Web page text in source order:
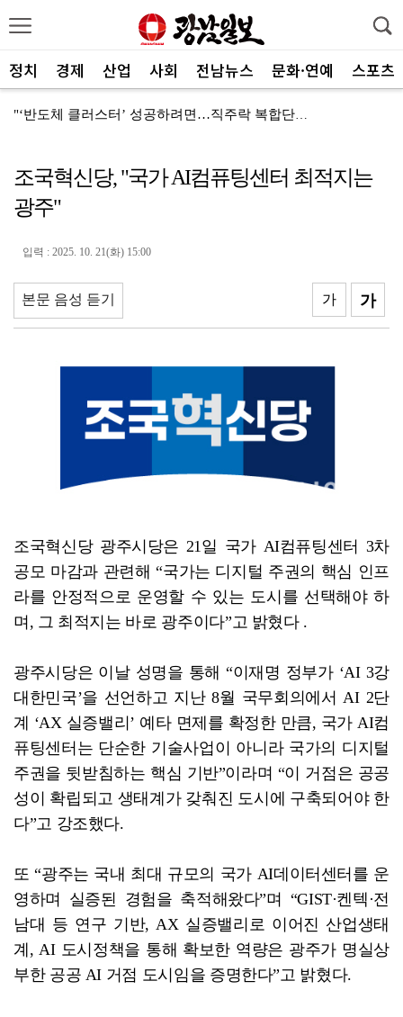
정치 경제 산업 사회 전남뉴스 문화·연예 스포츠
"‘반도체 클러스터’ 성공하려면…직주락 복합단지 구축"
반도체 산단 속도…광주 민간공항 무안이전도 빨라질 듯
"광주 5개 자치구 기능·권한 확대해야 불균형 해소"
폭염에 멈춘 무안공항 참사 재수색 10일 재개
민주 당권 주자들, 텃밭 호남 민심잡기 '사활'
[강소기업을 키우자] 궁전제과
조국혁신당, "국가 AI컴퓨팅센터 최적지는
광주"
입력 : 2025. 10. 21(화) 15:00
본문 음성 듣기 가
가
조국혁신당 광주시당은 21일 국가 AI컴퓨팅센터 3차
공모 마감과 관련해 “국가는 디지털 주권의 핵심 인프
라를 안정적으로 운영할 수 있는 도시를 선택해야 하
며, 그 최적지는 바로 광주이다”고 밝혔다 .
광주시당은 이날 성명을 통해 “이재명 정부가 ‘AI 3강
대한민국’을 선언하고 지난 8월 국무회의에서 AI 2단
계 ‘AX 실증밸리’ 예타 면제를 확정한 만큼, 국가 AI컴
퓨팅센터는 단순한 기술사업이 아니라 국가의 디지털
주권을 뒷받침하는 핵심 기반”이라며 “이 거점은 공공
성이 확립되고 생태계가 갖춰진 도시에 구축되어야 한
다”고 강조했다.
또 “광주는 국내 최대 규모의 국가 AI데이터센터를 운
영하며 실증된 경험을 축적해왔다”며 “GIST·켄텍·전
남대 등 연구 기반, AX 실증밸리로 이어진 산업생태
계, AI 도시정책을 통해 확보한 역량은 광주가 명실상
부한 공공 AI 거점 도시임을 증명한다”고 밝혔다.